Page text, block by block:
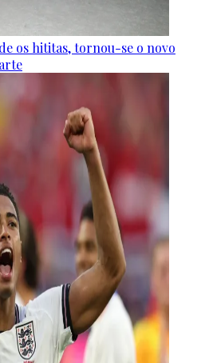
os hititas, tornou-se o novo